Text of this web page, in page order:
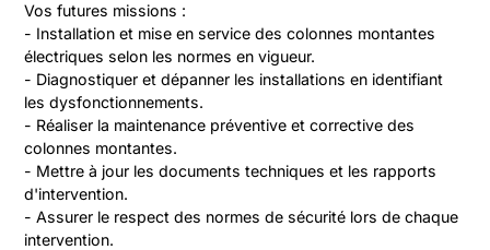
Vos futures missions :
- Installation et mise en service des colonnes montantes
électriques selon les normes en vigueur.
- Diagnostiquer et dépanner les installations en identifiant
les dysfonctionnements.
- Réaliser la maintenance préventive et corrective des
colonnes montantes.
- Mettre à jour les documents techniques et les rapports
d'intervention.
- Assurer le respect des normes de sécurité lors de chaque
intervention.